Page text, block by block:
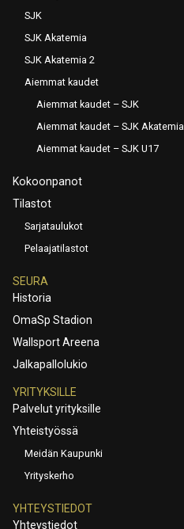
SJK
SJK Akatemia
SJK Akatemia 2
Aiemmat kaudet
Aiemmat kaudet – SJK
Aiemmat kaudet – SJK Akatemia
Aiemmat kaudet – SJK U17
Kokoonpanot
Tilastot
Sarjataulukot
Pelaajatilastot
SEURA
Historia
OmaSp Stadion
Wallsport Areena
Jalkapallolukio
YRITYKSILLE
Palvelut yrityksille
Yhteistyössä
Meidän Kaupunki
Yrityskerho
YHTEYSTIEDOT
Yhteystiedot